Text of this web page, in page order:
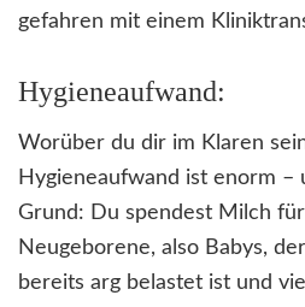
gefahren mit einem
Hygieneaufwand:
Worüber du dir im Klaren
Hygieneaufwand ist enorm –
Grund: Du spendest Milch
Neugeborene, also Babys,
bereits arg belastet ist und